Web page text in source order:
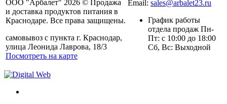
ООО "Арбалет" 2026 © Продажа
и доставка продуктов питания в
Краснодаре. Все права защищены.
самовывоз с пункта г. Краснодар,
улица Леонида Лаврова, 18/3
Посмотреть на карте
Email: sales@arbalet23.ru
График работы
отдела продаж Пн-
Пт: с 10:00 до 18:00
Сб, Вс: Выходной